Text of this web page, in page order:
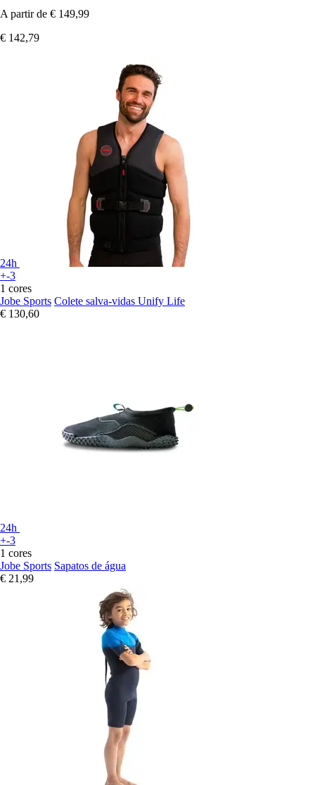
A partir de € 149,99
€ 142,79
24h
+-3
1 cores
Jobe Sports Colete salva-vidas Unify Life
€ 130,60
24h
+-3
1 cores
Jobe Sports Sapatos de água
€ 21,99